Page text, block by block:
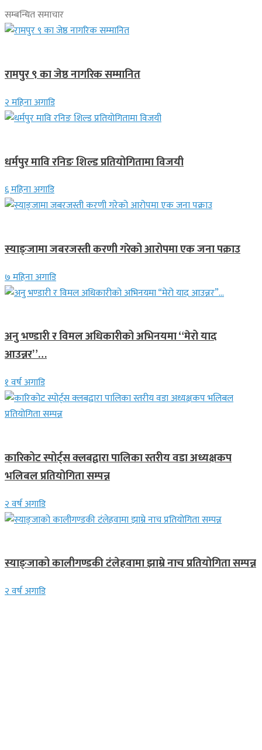
सम्बन्धित समाचार
रामपुर ९ का जेष्ठ नागरिक सम्मानित
२ महिना अगाडि
धर्मपुर मावि रनिङ शिल्ड प्रतियोगितामा विजयी
६ महिना अगाडि
स्याङ्जामा जबरजस्ती करणी गरेको आरोपमा एक जना पक्राउ
७ महिना अगाडि
अनु भण्डारी र विमल अधिकारीको अभिनयमा “मेरो याद
आउन्नर”…
१ वर्ष अगाडि
कारिकोट स्पोर्ट्स क्लबद्वारा पालिका स्तरीय वडा अध्यक्षकप
भलिबल प्रतियोगिता सम्पन्न
२ वर्ष अगाडि
स्याङ्जाको कालीगण्डकी टंलेहवामा झाम्रे नाच प्रतियोगिता सम्पन्न
२ वर्ष अगाडि